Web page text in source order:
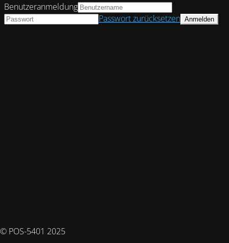
© POS-5401 2025
Benutzeranmeldung
Passwort zurücksetzen